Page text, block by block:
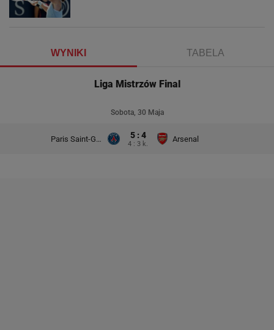
WYNIKI TABELA
Liga Mistrzów Final
Sobota, 30 Maja
Paris Saint-Germain 5 : 4
4 : 3 k.
Arsenal